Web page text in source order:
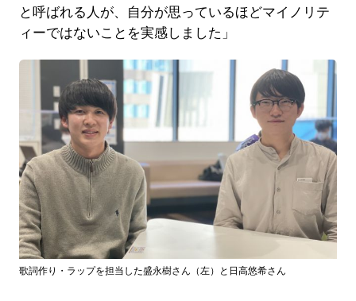
と呼ばれる人が、自分が思っているほどマイノリテ
ィーではないことを実感しました」
歌詞作り・ラップを担当した盛永樹さん（左）と日高悠希さん